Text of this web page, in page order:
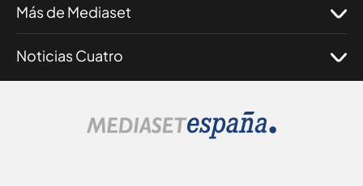
Más de Mediaset
Noticias Cuatro